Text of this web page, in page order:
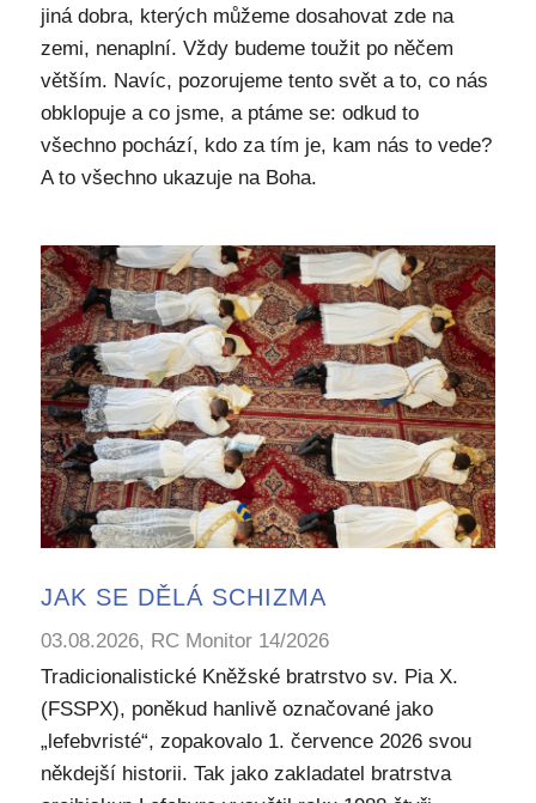
jiná dobra, kterých můžeme dosahovat zde na
zemi, nenaplní. Vždy budeme toužit po něčem
větším. Navíc, pozorujeme tento svět a to, co nás
obklopuje a co jsme, a ptáme se: odkud to
všechno pochází, kdo za tím je, kam nás to vede?
A to všechno ukazuje na Boha.
JAK SE DĚLÁ SCHIZMA
03.08.2026, RC Monitor 14/2026
Tradicionalistické Kněžské bratrstvo sv. Pia X.
(FSSPX), poněkud hanlivě označované jako
„lefebvristé“, zopakovalo 1. července 2026 svou
někdejší historii. Tak jako zakladatel bratrstva